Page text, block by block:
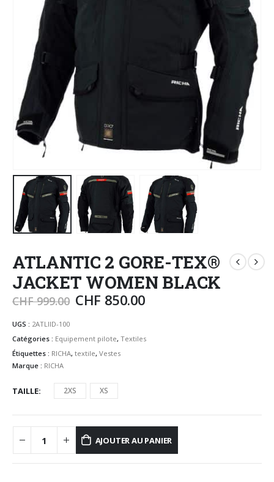
ATLANTIC 2 GORE-TEX®
JACKET WOMEN BLACK
CHF999.00 CHF 850.00
UGS : 2ATLIID-100
Catégories : Equipement pilote, Textiles
Étiquettes : RICHA, textile, Vestes
Marque : RICHA
TAILLE 2XS XS
AJOUTER AU PANIER